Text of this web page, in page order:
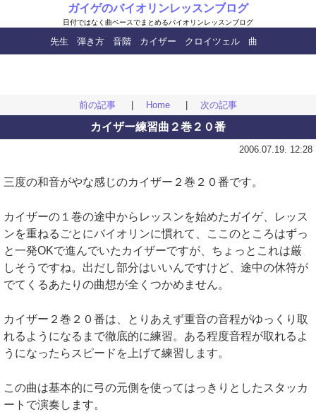
ガイゲのバイオリンレッスンブログ
日付ではなく曲ベースでまとめるバイオリンレッスンブログ
先生 弾き方 音階 カイザー クロイツェル 曲
前の記事 Home 次の記事
カイザー練習曲２巻２０番
2006.07.19. 12:28
三度の和音がやな感じのカイザー２巻２０番です。
カイザーの１巻の途中からレッスンを始めたガイゲ、レッス
ンを重ねるごとにバイオリンに慣れて、ここのところはずっ
と一発OKで進んでいたカイザーですが、ちょっとこれは厳
しそうですね。出だし部分はいいんですけど、途中の休符が
でてくるあたりの曲想が全くつかめません。
カイザー２巻２０番は、とりあえず重音の音程がゆっくり取
れるようになるまで徹底的に練習。ある程度音程が取れるよ
うになったらスピードを上げて練習します。
この曲は基本的に弓の元側を使ってはっきりとしたスタッカ
ートで演奏します。